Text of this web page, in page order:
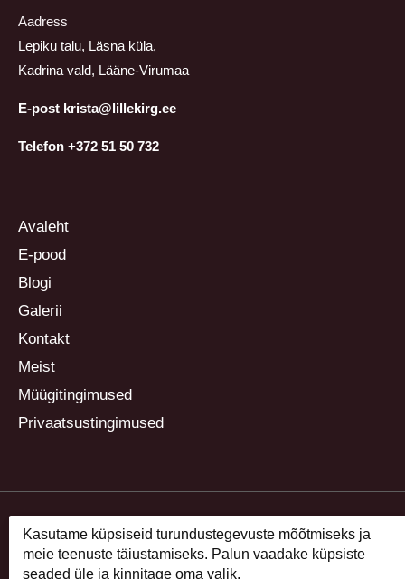
Aadress
Lepiku talu, Läsna küla,
Kadrina vald, Lääne-Virumaa
E-post krista@lillekirg.ee
Telefon +372 51 50 732
Avaleht
E-pood
Blogi
Galerii
Kontakt
Meist
Müügitingimused
Privaatsustingimused
Kasutame küpsiseid turundustegevuste mõõtmiseks ja
meie teenuste täiustamiseks. Palun vaadake küpsiste
seaded üle ja kinnitage oma valik.